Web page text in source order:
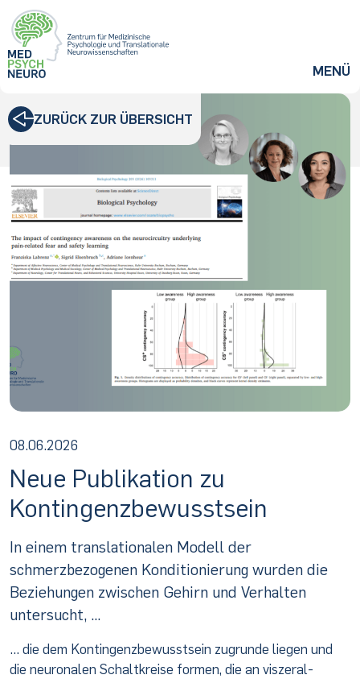
ZUM HAUPTINHALT SPRINGEN
MENÜ
ZURÜCK ZUR ÜBERSICHT
08.06.2026
Neue Publikation zu
Kontingenzbewusstsein
In einem translationalen Modell der
schmerzbezogenen Konditionierung wurden die
Beziehungen zwischen Gehirn und Verhalten
untersucht, ...
… die dem Kontingenzbewusstsein zugrunde liegen und
die neuronalen Schaltkreise formen, die an viszeral-